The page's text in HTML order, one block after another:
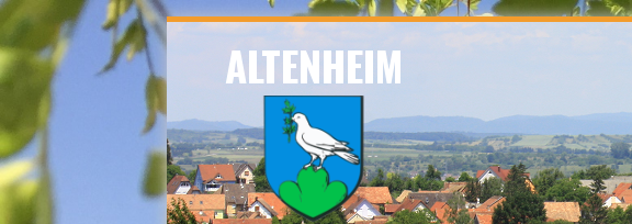
Skip
navigation
Skip
to
content
ALTENHEIM